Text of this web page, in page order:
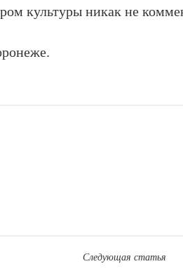
культуры никак не
Следующая статья